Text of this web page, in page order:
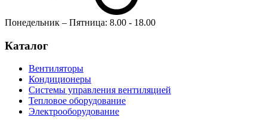
Понедельник – Пятница: 8.00 - 18.00
Каталог
Вентиляторы
Кондиционеры
Системы управления вентиляцией
Тепловое оборудование
Электрооборудование